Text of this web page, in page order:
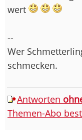
wert
--
Wer
schmecken.
Antworten
Themen-Abo